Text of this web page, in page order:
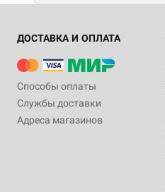
ДОСТАВКА И ОПЛАТА
Способы оплаты
Службы доставки
Адреса магазинов